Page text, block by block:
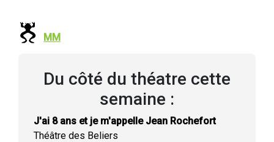
MM
Du côté du théatre cette
semaine :
J'ai 8 ans et je m'appelle Jean Rochefort
Théâtre des Beliers